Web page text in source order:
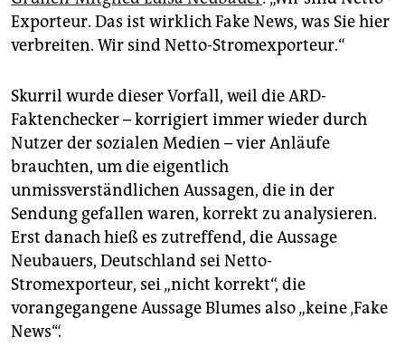
Exporteur. Das ist wirklich Fake News, was Sie hier
verbreiten. Wir sind Netto-Stromexporteur.“
Skurril wurde dieser Vorfall, weil die ARD-
Faktenchecker – korrigiert immer wieder durch
Nutzer der sozialen Medien – vier Anläufe
brauchten, um die eigentlich
unmissverständlichen Aussagen, die in der
Sendung gefallen waren, korrekt zu analysieren.
Erst danach hieß es zutreffend, die Aussage
Neubauers, Deutschland sei Netto-
Stromexporteur, sei „nicht korrekt“, die
vorangegangene Aussage Blumes also „keine ‚Fake
News‘“.